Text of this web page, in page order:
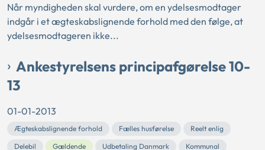
Når myndigheden skal vurdere, om en ydelsesmodtager
indgår i et ægteskabslignende forhold med den følge, at
ydelsesmodtageren ikke...
Ankestyrelsens principafgørelse 10-
13
01-01-2013
Ægteskabslignende forhold Fælles husførelse
Reelt enlig
Delebil
Gældende Udbetaling Danmark
Kommunal